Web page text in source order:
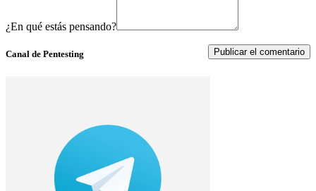
¿En qué estás pensando?
Canal de Pentesting